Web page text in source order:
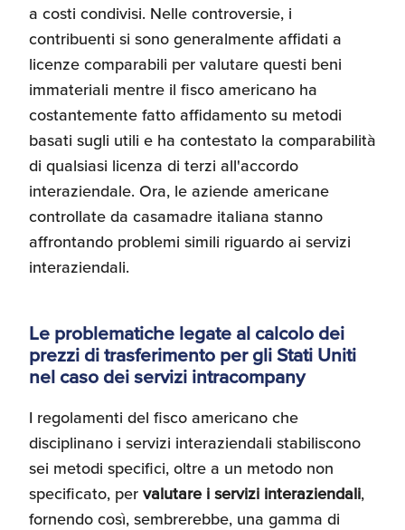
a costi condivisi. Nelle controversie, i
contribuenti si sono generalmente affidati a
licenze comparabili per valutare questi beni
immateriali mentre il fisco americano ha
costantemente fatto affidamento su metodi
basati sugli utili e ha contestato la comparabilità
di qualsiasi licenza di terzi all'accordo
interaziendale. Ora, le aziende americane
controllate da casamadre italiana stanno
affrontando problemi simili riguardo ai servizi
interaziendali.
Le problematiche legate al calcolo dei
prezzi di trasferimento per gli Stati Uniti
nel caso dei servizi intracompany
I regolamenti del fisco americano che
disciplinano i servizi interaziendali stabiliscono
sei metodi specifici, oltre a un metodo non
specificato, per valutare i servizi interaziendali,
fornendo così, sembrerebbe, una gamma di